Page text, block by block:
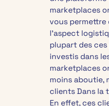
marketplaces
vous permettre
l’aspect
plupart des
investis dans
marketplaces
moins aboutie,
clients Dans la
En effet, ces